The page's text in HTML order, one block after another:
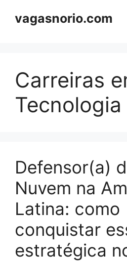
vagasnorio.com
Carreiras
Tecnologia
Defensor(a)
Nuvem na
Latina: como
conquistar
estratégica